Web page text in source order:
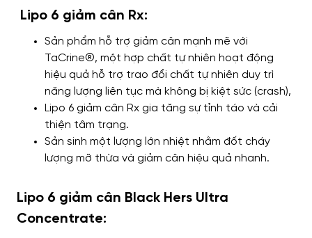
Lipo 6 giảm cân Rx:
Sản phẩm hỗ trợ giảm cân mạnh mẽ với
TaCrine®, một hợp chất tự nhiên hoạt động
hiệu quả hỗ trợ trao đổi chất tự nhiên duy trì
năng lượng liên tục mà không bị kiệt sức (crash),
Lipo 6 giảm cân Rx gia tăng sự tỉnh táo và cải
thiện tâm trạng.
Sản sinh một lượng lớn nhiệt nhằm đốt cháy
lượng mỡ thừa và giảm cân hiệu quả nhanh.
Lipo 6 giảm cân Black Hers Ultra
Concentrate: